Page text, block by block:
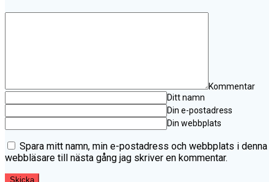
Kommentar
Ditt namn
Din e-postadress
Din webbplats
Spara mitt namn, min e-postadress och webbplats i denna
webbläsare till nästa gång jag skriver en kommentar.